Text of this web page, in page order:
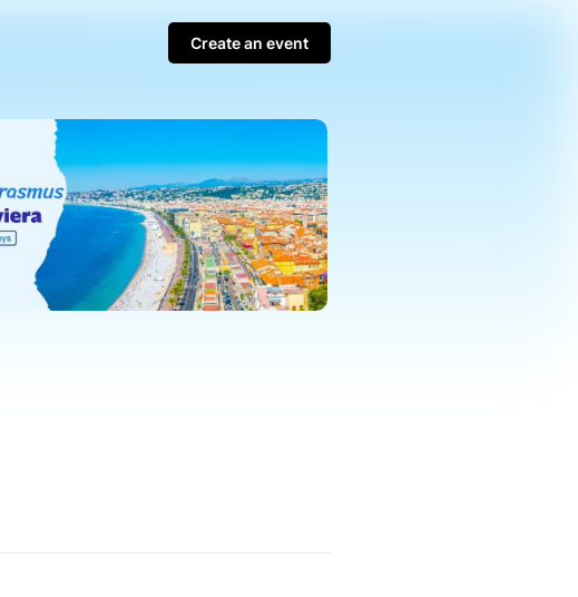
Create an event